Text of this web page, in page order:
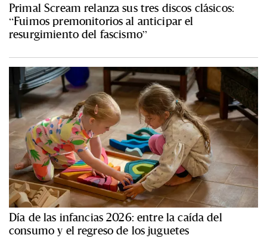
Primal Scream relanza sus tres discos clásicos:
“Fuimos premonitorios al anticipar el
resurgimiento del fascismo”
Día de las infancias 2026: entre la caída del
consumo y el regreso de los juguetes